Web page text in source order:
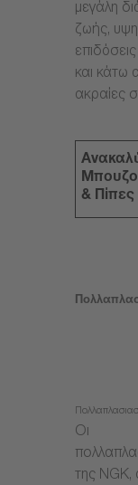
μεγάλη
ζωής,
και κάτω
ακραίες
& Πίπες
Οι
της NGK,